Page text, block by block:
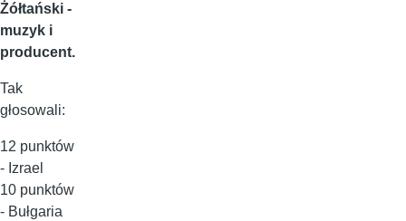
Żółtański -
muzyk i
producent.
Tak
głosowali:
12 punktów
- Izrael
10 punktów
- Bułgaria